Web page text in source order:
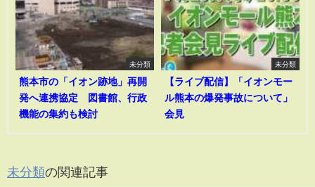
未分類
熊本市の「イオン跡地」再開
発へ連携協定 図書館、行政
機能の集約も検討
未分類
【ライブ配信】「イオンモー
ル熊本の爆発事故について」
会見
未分類の関連記事